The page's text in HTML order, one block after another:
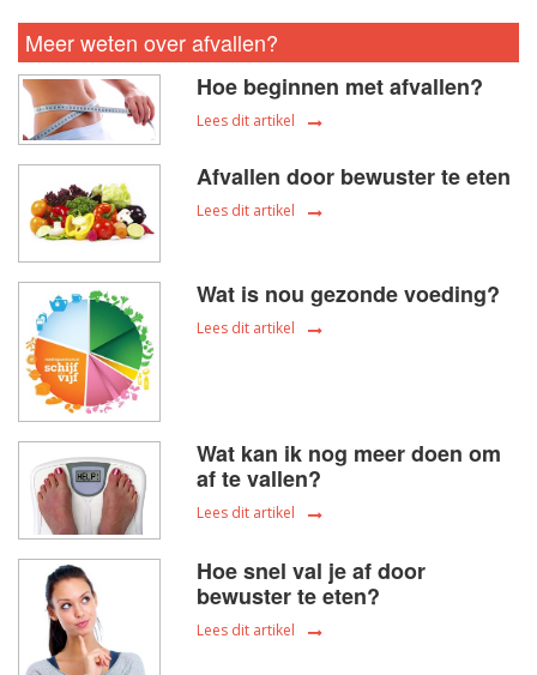
Meer weten over afvallen?
Hoe beginnen met afvallen?
Lees dit artikel
Afvallen door bewuster te eten
Lees dit artikel
Wat is nou gezonde voeding?
Lees dit artikel
Wat kan ik nog meer doen om
af te vallen?
Lees dit artikel
Hoe snel val je af door
bewuster te eten?
Lees dit artikel